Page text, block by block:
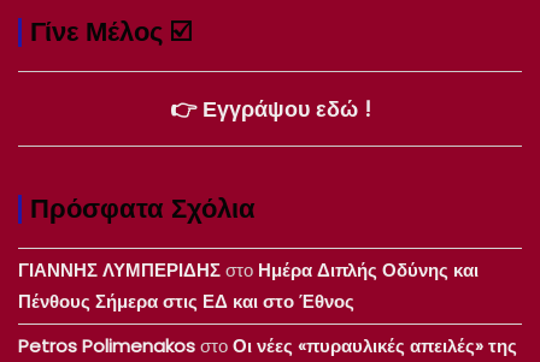
Γίνε Μέλος ☑️
👉 Εγγράψου εδώ !
Πρόσφατα Σχόλια
ΓΙΑΝΝΗΣ ΛΥΜΠΕΡΙΔΗΣστο Ημέρα Διπλής Οδύνης και
Πένθους Σήμερα στις ΕΔ και στο Έθνος
Petros PolimenakosστοΟι νέες «πυραυλικές απειλές» της